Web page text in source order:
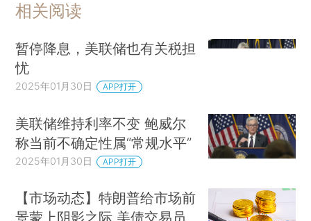
相关阅读
暂停降息，美联储也有关税担
忧
2025年01月30日 APP打开
美联储维持利率不变 鲍威尔
称当前不确定性属“常规水平”
2025年01月30日 APP打开
【市场动态】特朗普给市场前
景蒙上阴影之际 美债交易员